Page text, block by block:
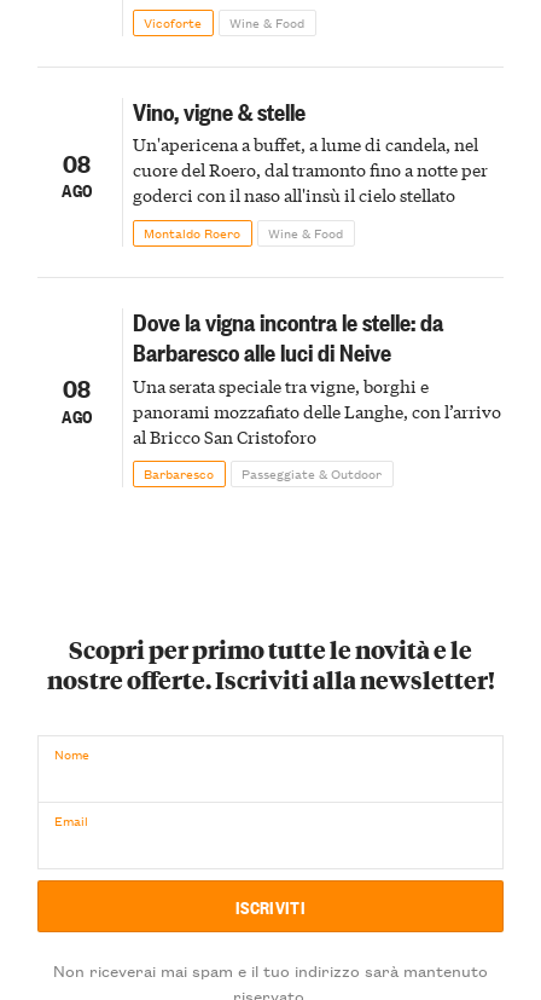
Vicoforte Wine & Food
08
AGO
Vino, vigne & stelle
Un'apericena a buffet, a lume di candela, nel
cuore del Roero, dal tramonto fino a notte per
goderci con il naso all'insù il cielo stellato
Montaldo Roero Wine & Food
08
AGO
Dove la vigna incontra le stelle: da
Barbaresco alle luci di Neive
Una serata speciale tra vigne, borghi e
panorami mozzafiato delle Langhe, con l’arrivo
al Bricco San Cristoforo
Barbaresco Passeggiate & Outdoor
Scopri per primo tutte le novità e le
nostre offerte. Iscriviti alla newsletter!
Nome
Email
Non riceverai mai spam e il tuo indirizzo sarà mantenuto
riservato.